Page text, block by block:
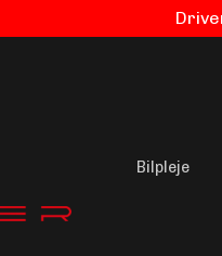
Bilpleje